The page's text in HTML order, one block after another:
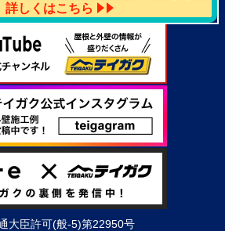
詳しくはこちら
大臣許可(般-5)第22950号